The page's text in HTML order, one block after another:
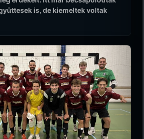
is, de kiemeltek voltak